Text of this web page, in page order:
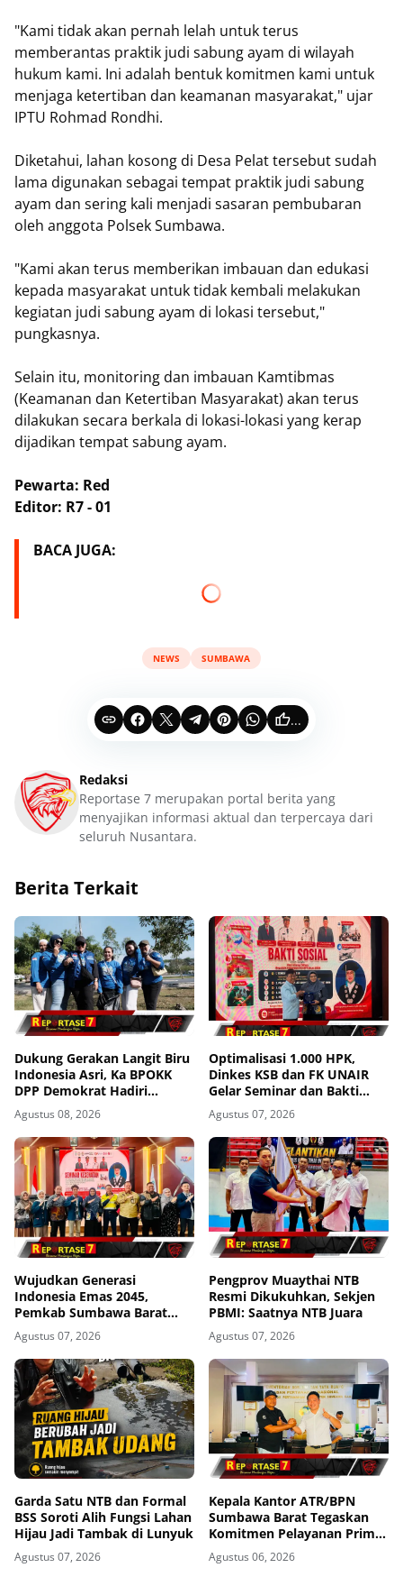
"Kami tidak akan pernah lelah untuk terus
memberantas praktik judi sabung ayam di wilayah
hukum kami. Ini adalah bentuk komitmen kami untuk
menjaga ketertiban dan keamanan masyarakat," ujar
IPTU Rohmad Rondhi.
Diketahui, lahan kosong di Desa Pelat tersebut sudah
lama digunakan sebagai tempat praktik judi sabung
ayam dan sering kali menjadi sasaran pembubaran
oleh anggota Polsek Sumbawa.
"Kami akan terus memberikan imbauan dan edukasi
kepada masyarakat untuk tidak kembali melakukan
kegiatan judi sabung ayam di lokasi tersebut,"
pungkasnya.
Selain itu, monitoring dan imbauan Kamtibmas
(Keamanan dan Ketertiban Masyarakat) akan terus
dilakukan secara berkala di lokasi-lokasi yang kerap
dijadikan tempat sabung ayam.
Pewarta: Red
Editor: R7 - 01
BACA JUGA:
NEWS SUMBAWA
...
Redaksi
Reportase 7 merupakan portal berita yang
menyajikan informasi aktual dan terpercaya dari
seluruh Nusantara.
Berita Terkait
Dukung Gerakan Langit Biru
Indonesia Asri, Ka BPOKK
DPP Demokrat Hadiri
Kegiatan di Loteng
Agustus 08, 2026
Optimalisasi 1.000 HPK,
Dinkes KSB dan FK UNAIR
Gelar Seminar dan Bakti
Sosial
Agustus 07, 2026
Wujudkan Generasi
Indonesia Emas 2045,
Pemkab Sumbawa Barat
Perkuat Komitmen Lewat
Seminar Kesehatan 1.000
HPK
Agustus 07, 2026
Pengprov Muaythai NTB
Resmi Dikukuhkan, Sekjen
PBMI: Saatnya NTB Juara
Agustus 07, 2026
Garda Satu NTB dan Formal
BSS Soroti Alih Fungsi Lahan
Hijau Jadi Tambak di Lunyuk
Agustus 07, 2026
Kepala Kantor ATR/BPN
Sumbawa Barat Tegaskan
Komitmen Pelayanan Prima
dan Buka Pintu Pengaduan
Masyarakat
Agustus 06, 2026